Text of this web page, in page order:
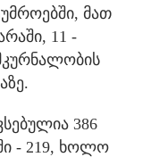
მათ
11 -
386
- 219, ხოლო